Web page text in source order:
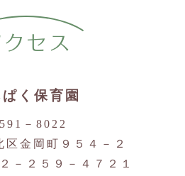
さつまいもほり」は定員に達しまし
クセス
く保育園
－8022
区金岡町９５４－２
－２５９－４７２１